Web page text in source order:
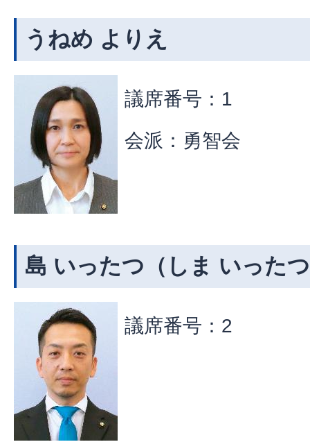
うねめ よりえ
議席番号：1
会派：勇智会
島 いったつ（しま いった
議席番号：2